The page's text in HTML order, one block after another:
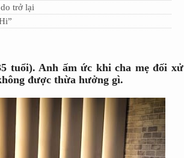
trở lại
tuổi). Anh ấm ức khi cha mẹ đối xử
được thừa hưởng gì.